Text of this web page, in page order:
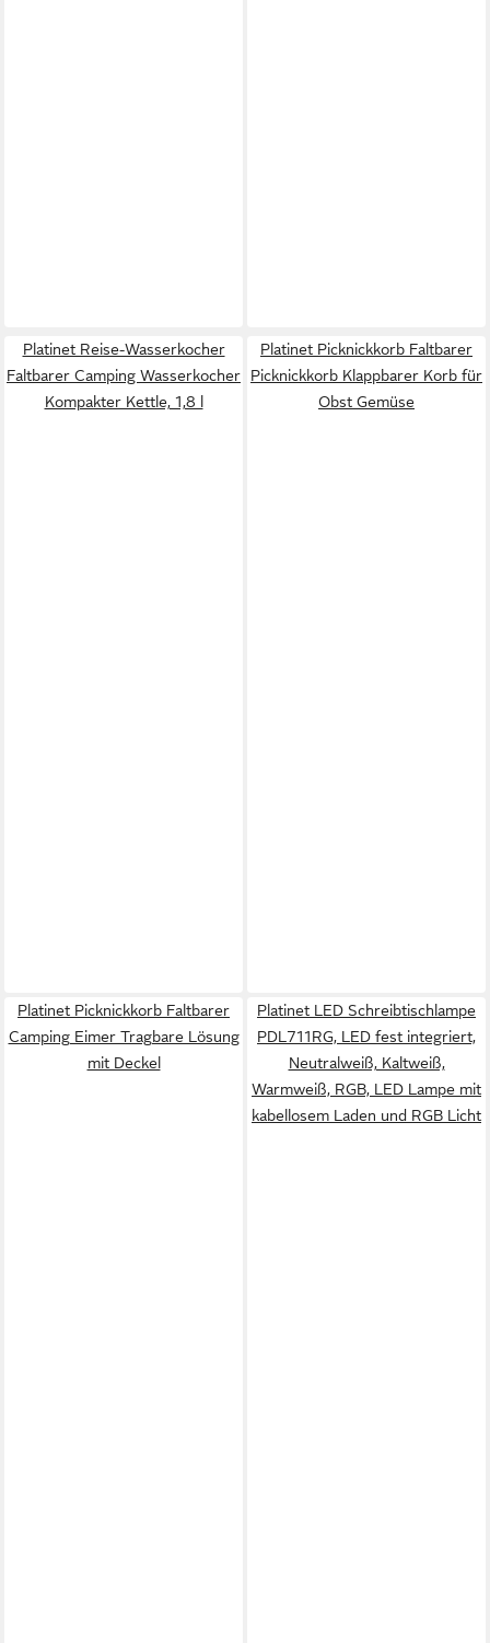
Platinet Reise-Wasserkocher
Faltbarer Camping Wasserkocher
Kompakter Kettle, 1,8 l
Platinet Picknickkorb Faltbarer
Picknickkorb Klappbarer Korb für
Obst Gemüse
Platinet Picknickkorb Faltbarer
Camping Eimer Tragbare Lösung
mit Deckel
Platinet LED Schreibtischlampe
PDL711RG, LED fest integriert,
Neutralweiß, Kaltweiß,
Warmweiß, RGB, LED Lampe mit
kabellosem Laden und RGB Licht